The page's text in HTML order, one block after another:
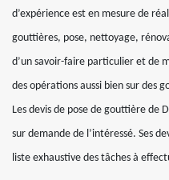
d’expérience est en mesure de
gouttières, pose, nettoyage,
d’un savoir-faire particulier et de
des opérations aussi bien sur des
Les devis de pose de gouttière
sur demande de l’intéressé. Ses
liste exhaustive des tâches à